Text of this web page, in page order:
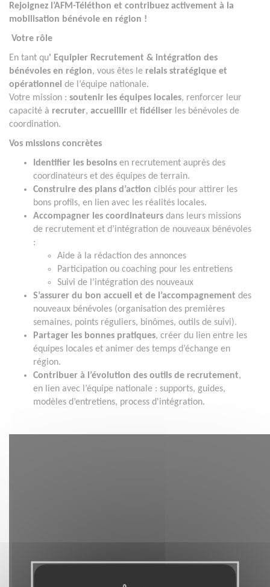
Rejoignez l’AFM-Téléthon et contribuez activement à la
mobilisation bénévole en région !
Votre rôle
En tant qu' Equipier Recrutement & intégration des
bénévoles en région, vous êtes le relais stratégique et
opérationnel de l’équipe nationale.
Votre mission : soutenir les équipes locales, renforcer leur
capacité à recruter, accueillir et fidéliser les bénévoles de
coordination.
Vos missions concrètes
Identifier les besoins en recrutement auprès des
coordinateurs et des équipes de terrain.
Construire des plans d’action ciblés pour attirer les
bons profils, en lien avec les réalités locales.
Accompagner les coordinateurs dans leurs missions
de recrutement et d’intégration de nouveaux bénévoles
:
Aide à la rédaction des annonces
Participation ou coaching pour les entretiens
Suivi de l’intégration des nouveaux
S’assurer du bon accueil et de l’accompagnement des
nouveaux bénévoles (organisation des premières
semaines, points réguliers, binômes, outils de suivi).
Partager les bonnes pratiques, créer du lien entre les
équipes locales et animer des temps d’échange en
région.
Contribuer à l’évolution des outils de recrutement,
en lien avec l’équipe nationale : supports, guides,
modèles d’entretiens, process d'intégration.